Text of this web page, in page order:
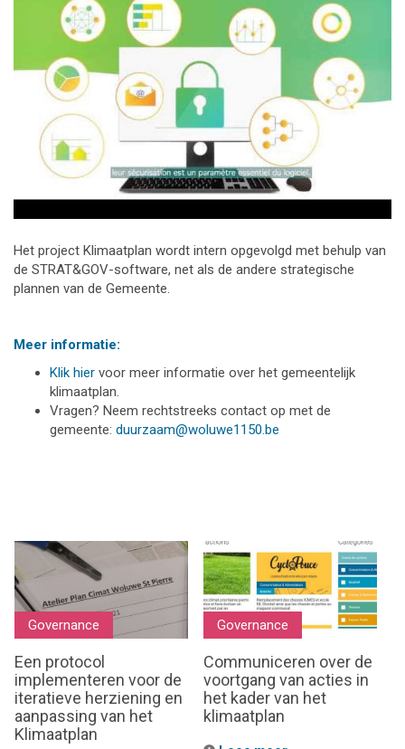
Het project Klimaatplan wordt intern opgevolgd met behulp van
de STRAT&GOV-software, net als de andere strategische
plannen van de Gemeente.
Meer informatie:
Klik hier voor meer informatie over het gemeentelijk
klimaatplan.
Vragen? Neem rechtstreeks contact op met de
gemeente: duurzaam@woluwe1150.be
Governance
Een protocol
implementeren voor de
iteratieve herziening en
aanpassing van het
Klimaatplan
Governance
Communiceren over de
voortgang van acties in
het kader van het
klimaatplan